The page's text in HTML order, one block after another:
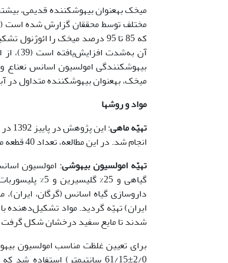
آن
بیهوش­کنندگی امولسیون اسانس نعناع
میخک، به­عنوان بیهوش­کننده متداول در
مواد وروشها
تهیّه ماهی
:
انجام شد. در این مطالعه، تعداد 40 قطعه ماهی نر قزل­آلای رنگین­کمان تهیّه و به مدت دو هفته آداپتاسیون انجام شد.
تهیّه امولسیون بیهوشی
شدند تا مایع سفید درخشان شکل گرفت
2/0±61/15 سانتی­متر)